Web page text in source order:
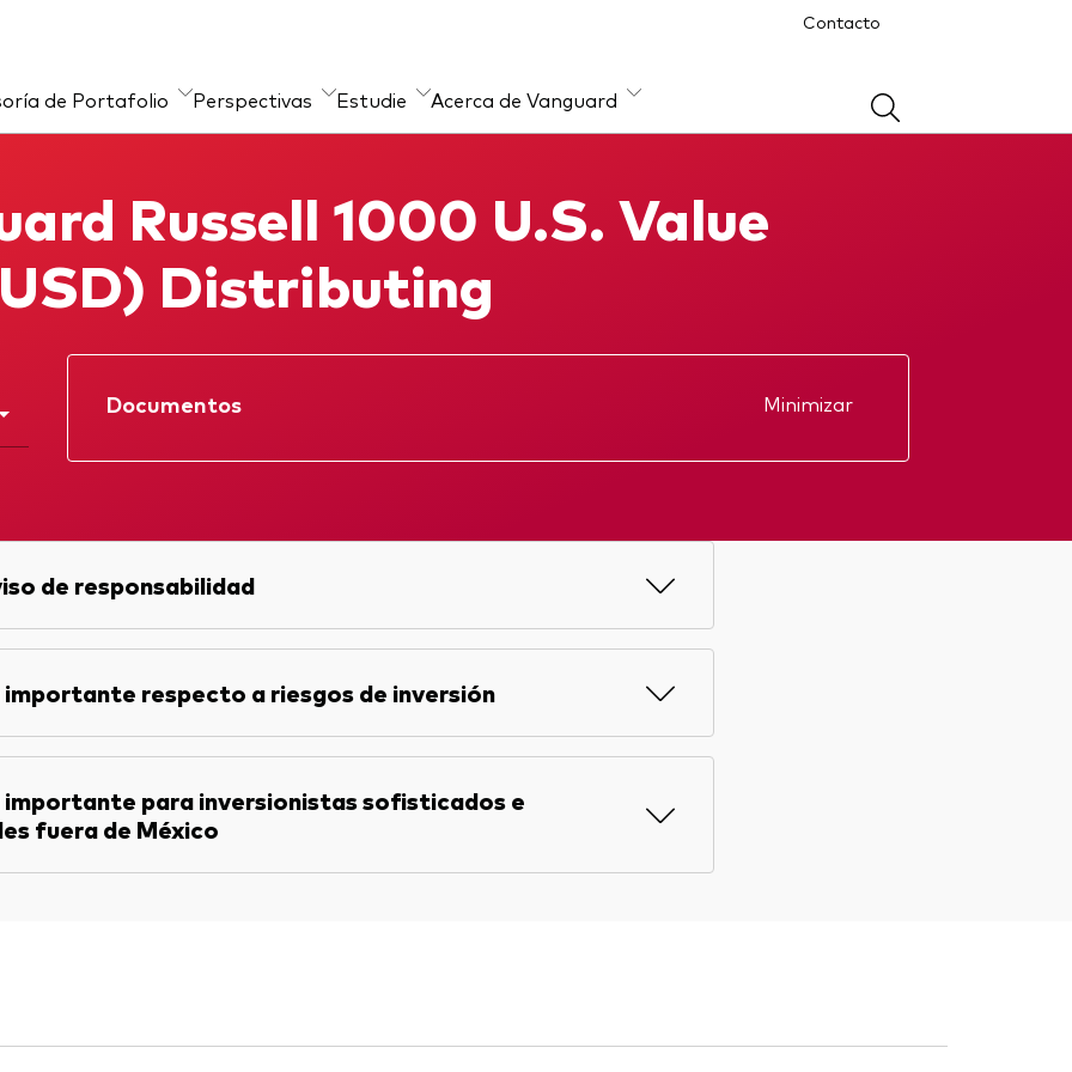
Contacto
de producto
productos de inversión
Fondos Mutuos
Inversiones ESG
de Portafolio Perspectivas Estudie Acerca de Vanguard
Russell 1000 U.S. Value
Distributing
Documentos
Minimizar
Prospectus
Reporte anual
Interim report
de responsabilidad
respecto a riesgos de inversión
para inversionistas sofisticados e
fuera de México